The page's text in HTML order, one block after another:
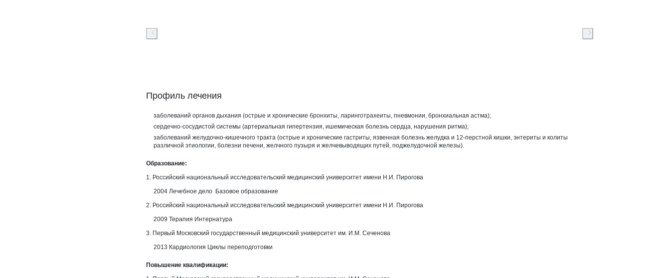
заболеваний органов дыхания (острые и хронические бронхиты, ларинготрахеиты, пневмонии, бронхиальная астма);
сердечно-сосудистой системы (артериальная гипертензия, ишемическая болезнь сердца, нарушения ритма);
заболеваний желудочно-кишечного тракта (острые и хронические гастриты, язвенная болезнь желудка и 12-перстной кишки, энтериты и колиты
различной этиологии, болезни печени, желчного пузыря и желчевыводящих путей, поджелудочной железы).
Образование:
1. Российский национальный исследовательский медицинский университет имени Н.И. Пирогова
2004 Лечебное дело Базовое образование
2. Российский национальный исследовательский медицинский университет имени Н.И. Пирогова
2009 Терапия Интернатура
3. Первый Московский государственный медицинский университет им. И.М. Сеченова
2013 Кардиология Циклы переподготовки
Повышение квалификации: